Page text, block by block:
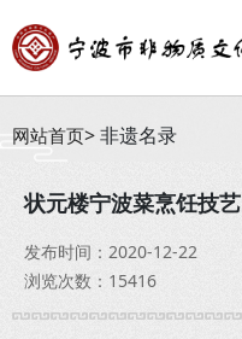
网站首页 非遗名录
状元楼宁波菜烹饪技艺
发布时间：2020-12-22
浏览次数：15416